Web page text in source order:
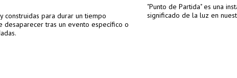
construidas para durar un tiempo
tras un evento específico o
"Punto de Partida" es una
significado de la luz en